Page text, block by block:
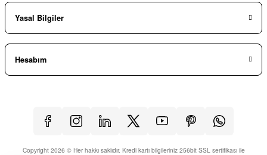
Yasal Bilgiler
Hesabım
Copyright 2026 © Her hakkı saklıdır. Kredi kartı bilgileriniz 256bit SSL sertifikası ile